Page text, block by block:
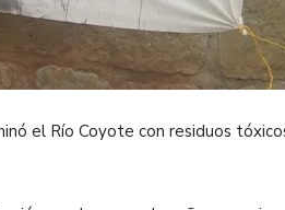
el Río Coyote con residuos